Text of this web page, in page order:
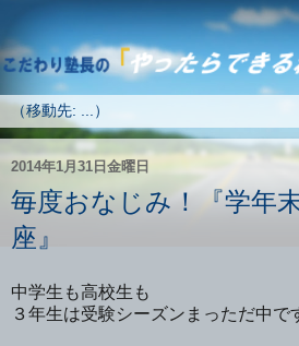
2014年1月31日金曜日
毎度おなじみ！『学年
座』
中学生も高校生も
３年生は受験シーズンまっただ中で